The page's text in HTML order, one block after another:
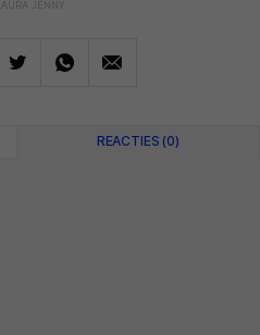
LAURA JENNY
REACTIES (0)